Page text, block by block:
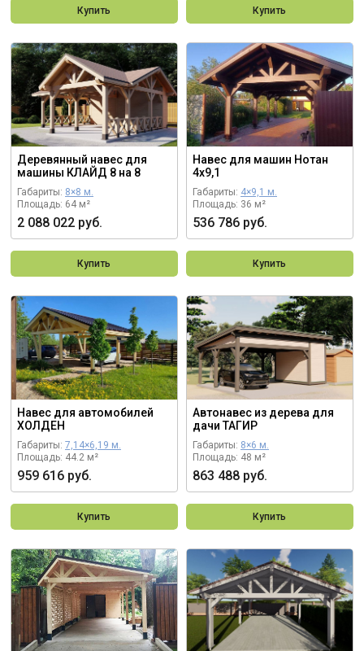
Купить Купить
Деревянный навес для
машины КЛАЙД 8 на 8
Габариты: 8×8 м.
Площадь: 64 м²
2 088 022 руб.
Купить
Навес для машин Нотан
4х9,1
Габариты: 4×9,1 м.
Площадь: 36 м²
536 786 руб.
Купить
Навес для автомобилей
ХОЛДЕН
Габариты: 7,14×6,19 м.
Площадь: 44.2 м²
959 616 руб.
Купить
Автонавес из дерева для
дачи ТАГИР
Габариты: 8×6 м.
Площадь: 48 м²
863 488 руб.
Купить